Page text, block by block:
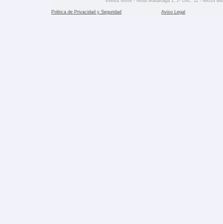
Politica de Privacidad y Seguridad Aviso Legal